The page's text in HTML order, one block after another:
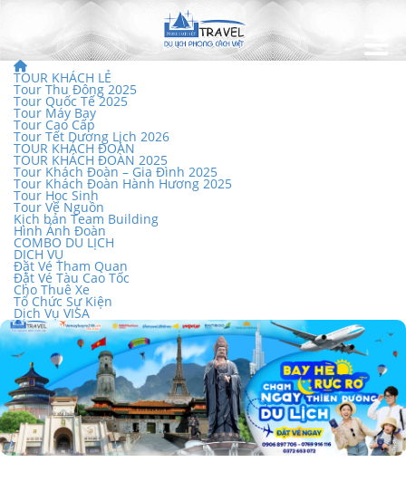
TOUR KHÁCH LẺ
Tour Thu Đông 2025
Tour Quốc Tế 2025
Tour Máy Bay
Tour Cao Cấp
Tour Tết Dương Lịch 2026
TOUR KHÁCH ĐOÀN
TOUR KHÁCH ĐOÀN 2025
Tour Khách Đoàn – Gia Đình 2025
Tour Khách Đoàn Hành Hương 2025
Tour Học Sinh
Tour Về Nguồn
Kịch bản Team Building
Hình Ảnh Đoàn
COMBO DU LỊCH
DỊCH VỤ
Đặt Vé Tham Quan
Đặt Vé Tàu Cao Tốc
Cho Thuê Xe
Tổ Chức Sự Kiện
Dịch Vụ VISA